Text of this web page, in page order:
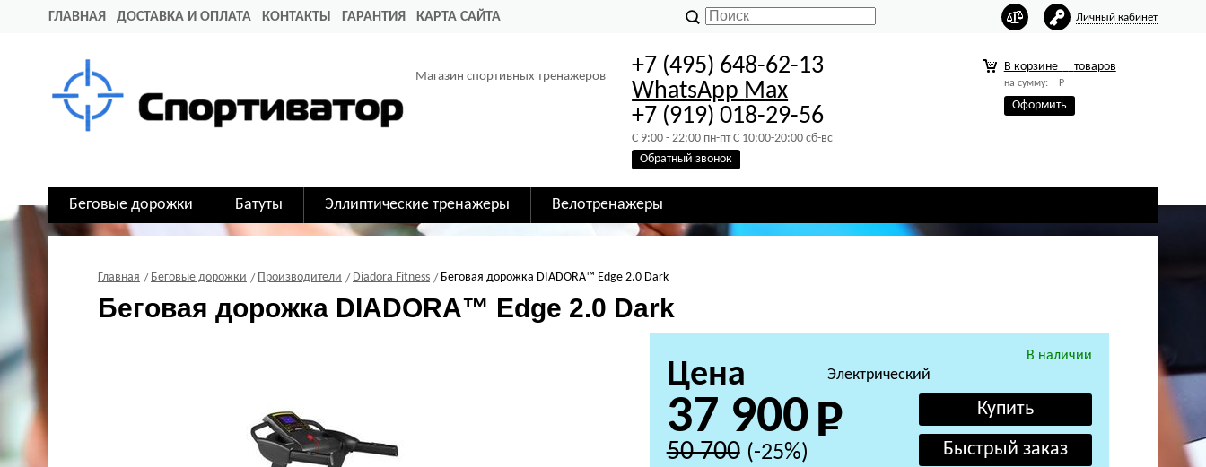
ГЛАВНАЯ ДОСТАВКА И ОПЛАТА КОНТАКТЫ ГАРАНТИЯ КАРТА САЙТА Личный кабинет
Магазин спортивных тренажеров
+7 (495) 648-62-13
WhatsApp Max
+7 (919) 018-29-56
C 9:00 - 22:00 пн-пт C 10:00-20:00 сб-вс
Обратный звонок
В корзине товаров
на сумму: Р
Оформить
Беговые дорожки Батуты Эллиптические тренажеры Велотренажеры
Главная Беговые дорожки Производители Diadora Fitness Беговая дорожка DIADORA™ Edge 2.0 Dark
Беговая дорожка DIADORA™ Edge 2.0 Dark
В наличии
Электрический
Цена
37 900
50 700 (-25%)